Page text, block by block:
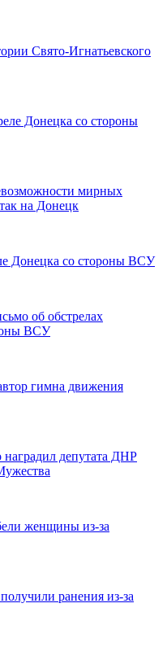
Свято-Игнатьевского
Донецка со стороны
мирных
на Донецк
Донецка со стороны ВСУ
об обстрелах
ВСУ
гимна движения
депутата ДНР
женщины из-за
ранения из-за